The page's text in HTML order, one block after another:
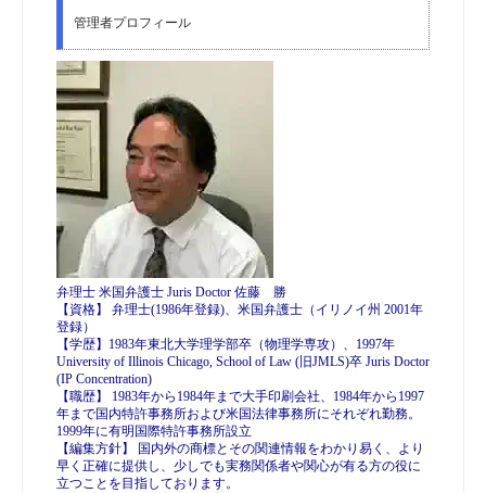
管理者プロフィール
弁理士 米国弁護士 Juris Doctor 佐藤 勝
【資格】 弁理士(1986年登録)、米国弁護士（イリノイ州 2001年
登録）
【学歴】1983年東北大学理学部卒（物理学専攻）、1997年
University of Illinois Chicago, School of Law (旧JMLS)卒 Juris Doctor
(IP Concentration)
【職歴】 1983年から1984年まで大手印刷会社、1984年から1997
年まで国内特許事務所および米国法律事務所にそれぞれ勤務。
1999年に有明国際特許事務所設立
【編集方針】 国内外の商標とその関連情報をわかり易く、より
早く正確に提供し、少しでも実務関係者や関心が有る方の役に
立つことを目指しております。